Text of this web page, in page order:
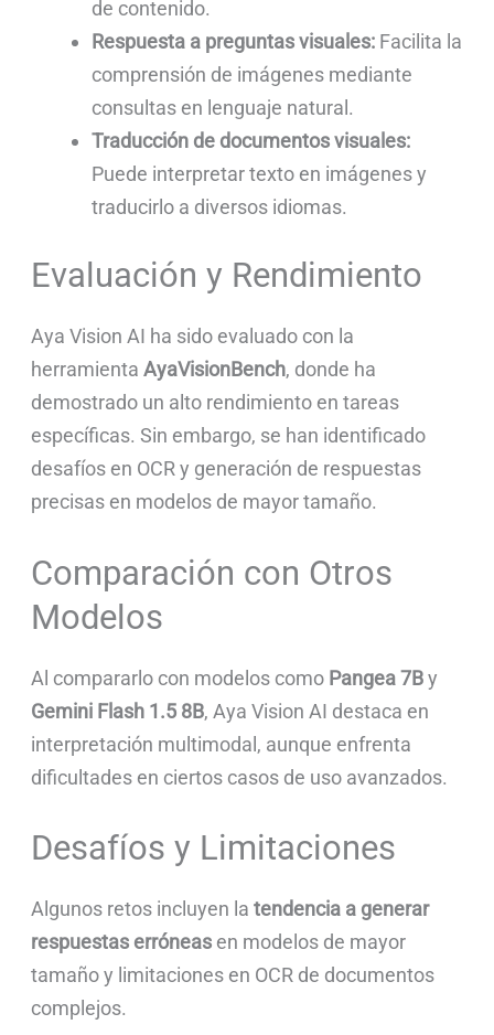
de contenido.
Respuesta a preguntas visuales:Facilita la
comprensión de imágenes mediante
consultas en lenguaje natural.
Traducción de documentos visuales:
Puede interpretar texto en imágenes y
traducirlo a diversos idiomas.
Evaluación y Rendimiento
Aya Vision AI ha sido evaluado con la
herramientaAyaVisionBench, donde ha
demostrado un alto rendimiento en tareas
específicas. Sin embargo, se han identificado
desafíos en OCR y generación de respuestas
precisas en modelos de mayor tamaño.
Comparación con Otros
Modelos
Al compararlo con modelos como Pangea 7By
Gemini Flash 1.5 8B, Aya Vision AI destaca en
interpretación multimodal, aunque enfrenta
dificultades en ciertos casos de uso avanzados.
Desafíos y Limitaciones
Algunos retos incluyen latendencia a generar
respuestas erróneas en modelos de mayor
tamaño y limitaciones en OCR de documentos
complejos.